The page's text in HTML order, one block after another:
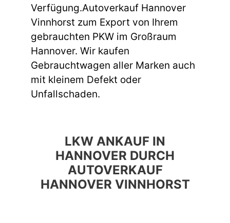
Verfügung.Autoverkauf Hannover
Vinnhorst zum Export von Ihrem
gebrauchten PKW im Großraum
Hannover. Wir kaufen
Gebrauchtwagen aller Marken auch
mit kleinem Defekt oder
Unfallschaden.
LKW ANKAUF IN
HANNOVER DURCH
AUTOVERKAUF
HANNOVER VINNHORST